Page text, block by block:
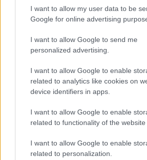
I want to allow my user data to be
Google for online advertising
I want to allow Google to send me
personalized advertising.
I want to allow Google to enable
related to analytics like cookies on
device identifiers in apps.
I want to allow Google to enable
related to functionality of the website
I want to allow Google to enable
related to personalization.
egy különcnek tartott személy igazi
Valahol Európában. A világszerte nagy
Simon Péter karmester (Somlay Artúr)
verbuválódott, vadóc csapatot. A